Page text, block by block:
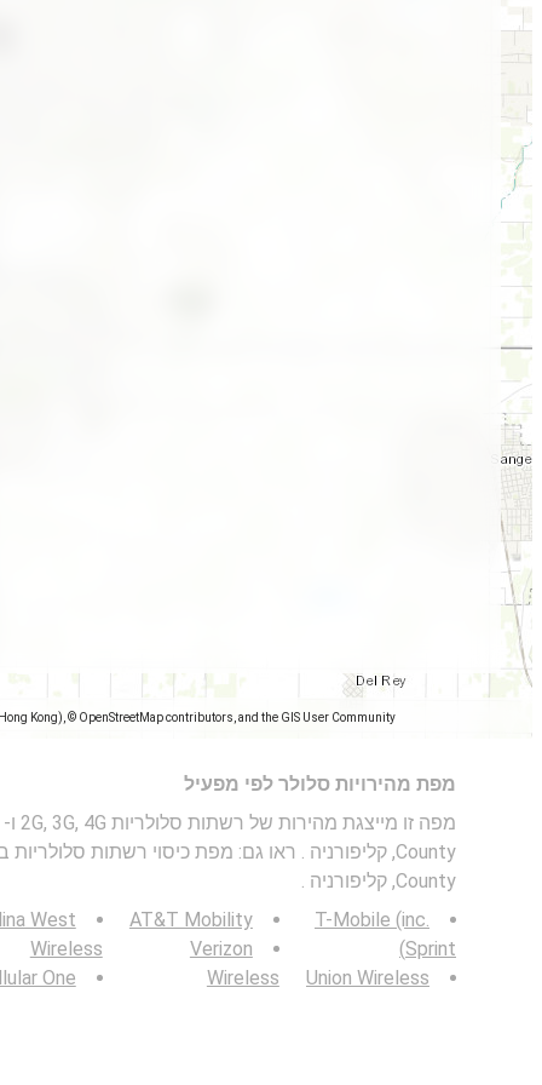
Kong), © OpenStreetMap contributors, and the GIS User Community
מפת מהירויות סלולר לפי מפעיל
County, קליפורניה .
T-Mobile (inc.
Sprint)
Union Wireless
AT&T Mobility
Verizon
Wireless
West
Wireless
One